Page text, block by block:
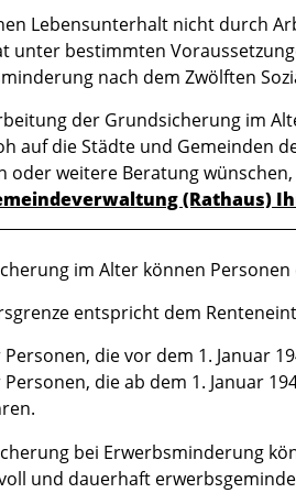
Lebensunterhalt nicht durch
unter bestimmten
nach dem Zwölften
der Grundsicherung im
auf die Städte und Gemeinden
oder weitere Beratung
(Rathaus)
im Alter können
entspricht dem
die vor dem 1. Januar
die ab dem 1. Januar
bei Erwerbsminderung
und dauerhaft